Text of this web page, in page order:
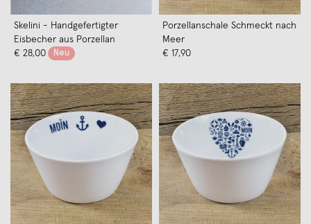
Skelini - Handgefertigter
Eisbecher aus Porzellan
€ 28,00
Neu
Porzellanschale Schmeckt nach
Meer
€ 17,90